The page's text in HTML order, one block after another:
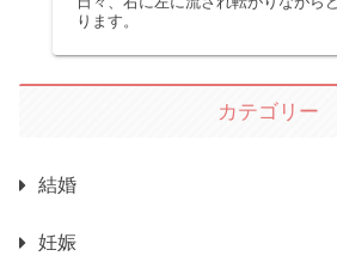
ります。
カテゴリー
結婚
妊娠